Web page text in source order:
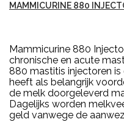
MAMMICURINE 880
Mammicurine 880
chronische en acute
880 mastitis injectoren
heeft als belangrijk
de melk doorgeleverd
Dagelijks worden
geld vanwege de